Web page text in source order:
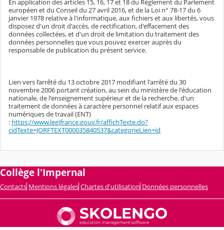
En application des articles 15, 16, 17 et 18 du Règlement du Parlement
européen et du Conseil du 27 avril 2016, et de la Loi n° 78-17 du 6
janvier 1978 relative à l'informatique, aux fichiers et aux libertés, vous
disposez d'un droit d'accès, de rectification, d'effacement des
données collectées, et d'un droit de limitation du traitement des
données personnelles que vous pouvez exercer auprès du
responsable de publication du présent service.
Lien vers l’arrêté du 13 octobre 2017 modifiant l'arrêté du 30
novembre 2006 portant création, au sein du ministère de l'éducation
nationale, de l'enseignement supérieur et de la recherche, d'un
traitement de données à caractère personnel relatif aux espaces
numériques de travail (ENT)
: https://www.legifrance.gouv.fr/affichTexte.do?
cidTexte=JORFTEXT000035840537&categorieLien=id
Collège l'Impernal
Contacts Mentions légales Chartes d'utilisation Données personnelles